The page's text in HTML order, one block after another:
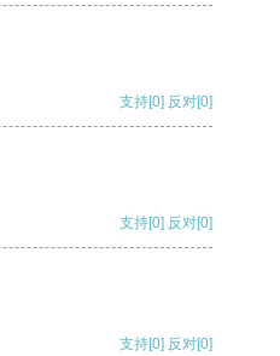
支持[0] 反对[0]
支持[0] 反对[0]
支持[0] 反对[0]